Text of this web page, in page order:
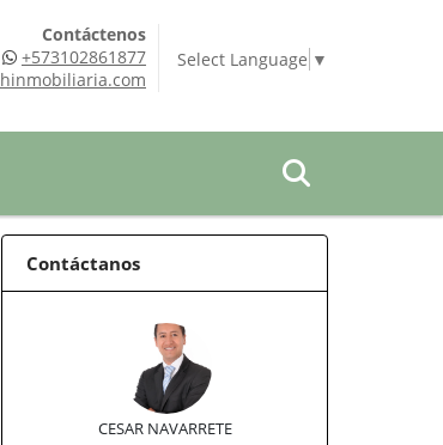
Contáctenos
+573102861877
Select Language ▼
Contáctanos
CESAR NAVARRETE